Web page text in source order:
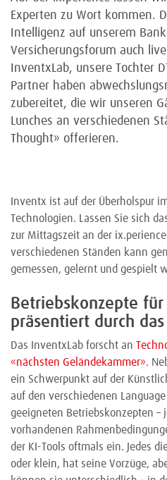
Experten zu Wort kommen.
Intelligenz auf unserem
Versicherungsforum auch
InventxLab, unsere Tochter
Partner haben
zubereitet, die wir unseren
Lunches an verschiedenen
Thought» offerieren.
Inventx ist auf der Überholspur
Technologien. Lassen Sie sich
zur Mittagszeit an der
verschiedenen Ständen kann
gemessen, gelernt und gespielt
Betriebskonzepte für
präsentiert durch
Das InventxLab forscht an
«nächsten Geländekammer».
ein Schwerpunkt auf der
auf den verschiedenen
geeigneten Betriebskonzepten –
vorhandenen
der KI-Tools oftmals ein. Jedes
oder klein, hat seine Vorzüge,